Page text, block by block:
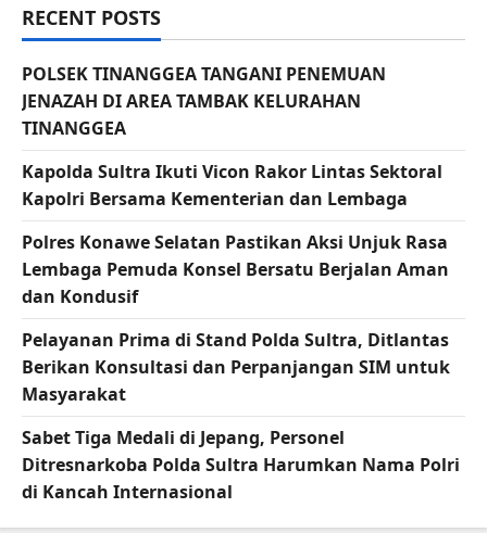
RECENT POSTS
POLSEK TINANGGEA TANGANI PENEMUAN
JENAZAH DI AREA TAMBAK KELURAHAN
TINANGGEA
Kapolda Sultra Ikuti Vicon Rakor Lintas Sektoral
Kapolri Bersama Kementerian dan Lembaga
Polres Konawe Selatan Pastikan Aksi Unjuk Rasa
Lembaga Pemuda Konsel Bersatu Berjalan Aman
dan Kondusif
Pelayanan Prima di Stand Polda Sultra, Ditlantas
Berikan Konsultasi dan Perpanjangan SIM untuk
Masyarakat
Sabet Tiga Medali di Jepang, Personel
Ditresnarkoba Polda Sultra Harumkan Nama Polri
di Kancah Internasional